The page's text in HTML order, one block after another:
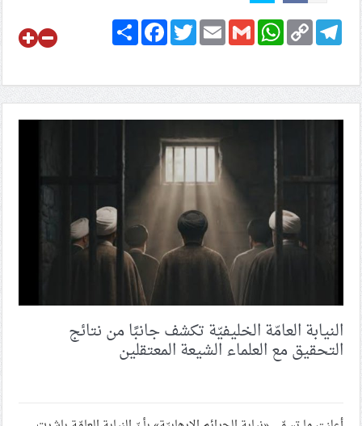
ShareFacebookTwitterEmailGmail
WhatsApp Copy
Link
Telegram
النيابة العامّة الخليفيّة تكشف جانبًا من نتائج
التحقيق مع العلماء الشيعة المعتقلين